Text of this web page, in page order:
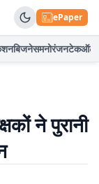
ePaper
बिजनेसमनोरंजनटेकऑटो
ने पुरानी